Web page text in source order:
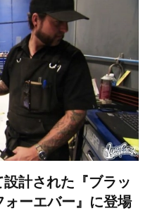
計された『ブラッ
ーエバー』に登場